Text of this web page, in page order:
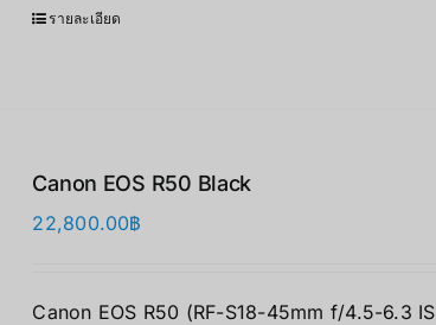
รายละเอียด
Canon EOS R50 Black
22,800.00฿
Canon EOS R50 (RF-S18-45mm f/4.5-6.3